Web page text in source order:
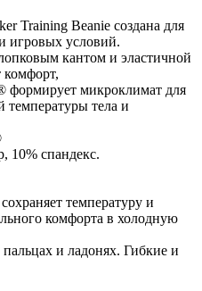
Training Beanie создана для
игровых условий.
кантом и эластичной
комфорт,
формирует микроклимат для
тела и
10% спандекс.
температуру и
комфорта в холодную
и ладонях. Гибкие и